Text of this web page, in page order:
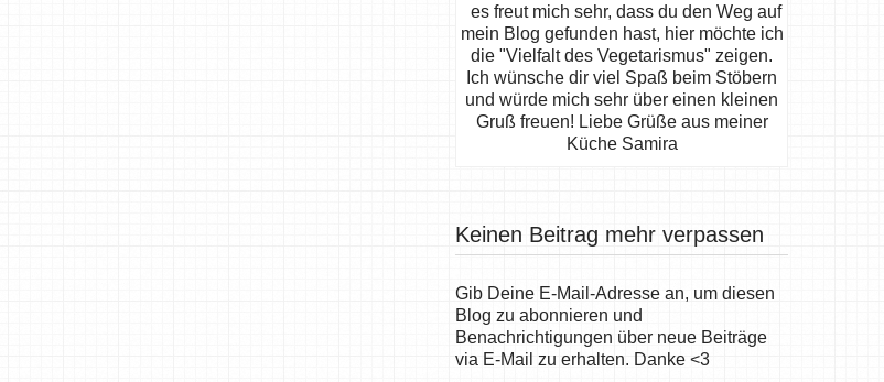
es freut mich sehr, dass du den Weg auf
mein Blog gefunden hast, hier möchte ich
die "Vielfalt des Vegetarismus" zeigen.
Ich wünsche dir viel Spaß beim Stöbern
und würde mich sehr über einen kleinen
Gruß freuen! Liebe Grüße aus meiner
Küche Samira
Keinen Beitrag mehr verpassen
Gib Deine E-Mail-Adresse an, um diesen
Blog zu abonnieren und
Benachrichtigungen über neue Beiträge
via E-Mail zu erhalten. Danke <3